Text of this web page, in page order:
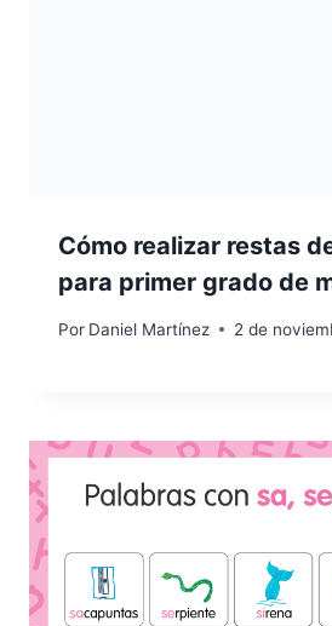
Cómo realizar restas
para primer grado de
Por Daniel Martínez 2 de